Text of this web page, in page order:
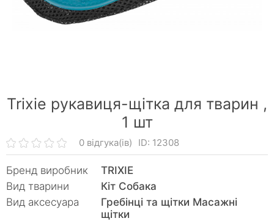
Trixie рукавиця-щітка для тварин ,
1 шт
0 відгука(ів) ID: 12308
Бренд виробник
TRIXIE
Вид тварини
Кiт Собака
Вид аксесуара
Гребінці та щітки Масажні
щітки